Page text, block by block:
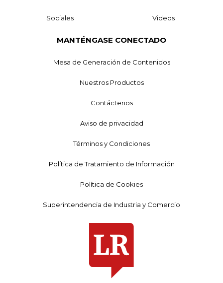
Sociales Videos
MANTÉNGASE CONECTADO
Mesa de Generación de Contenidos
Nuestros Productos
Contáctenos
Aviso de privacidad
Términos y Condiciones
Política de Tratamiento de Información
Política de Cookies
Superintendencia de Industria y Comercio